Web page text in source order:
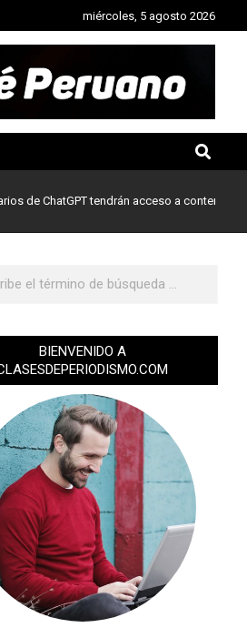
miércoles, 5 agosto 2026
ChatGPT tendrán acceso a contenidos de
BIENVENIDO A